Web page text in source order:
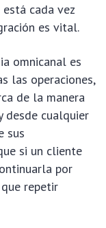
cada vez
es vital.
omnicanal es
las operaciones,
de la manera
desde cualquier
sus
si un cliente
por
repetir